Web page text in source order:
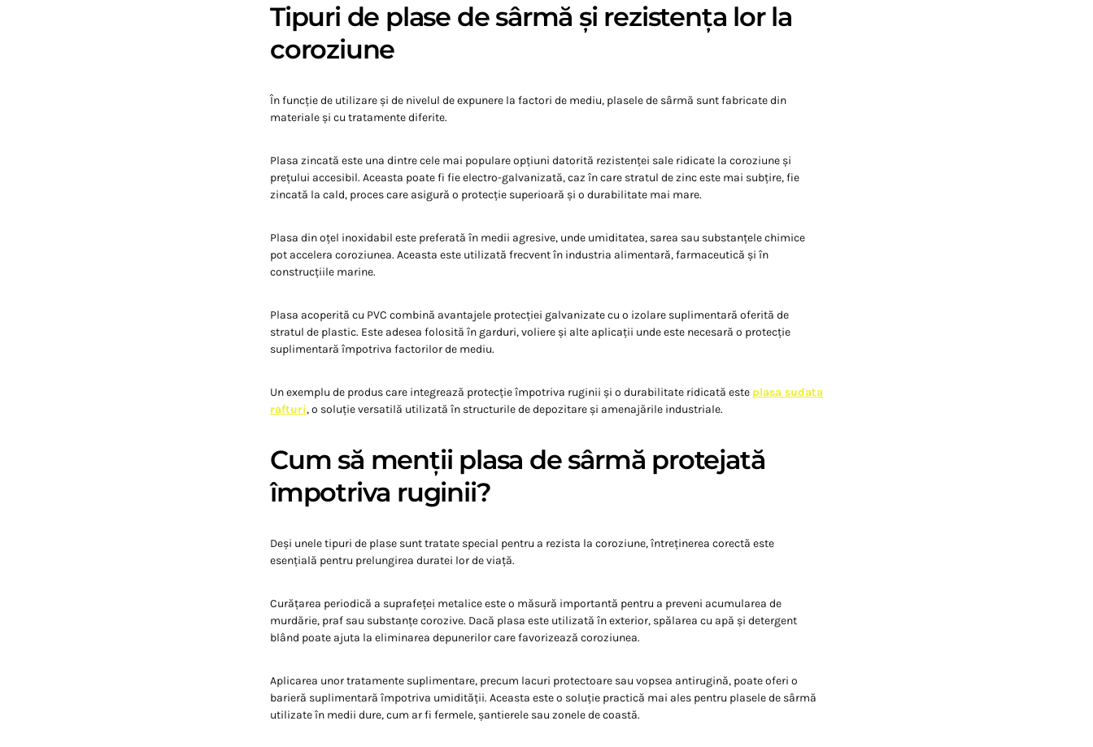
Tipuri de plase de sârmă și rezistența lor la
coroziune
În funcție de utilizare și de nivelul de expunere la factori de mediu, plasele de sârmă sunt fabricate din
materiale și cu tratamente diferite.
Plasa zincată este una dintre cele mai populare opțiuni datorită rezistenței sale ridicate la coroziune și
prețului accesibil. Aceasta poate fi fie electro-galvanizată, caz în care stratul de zinc este mai subțire, fie
zincată la cald, proces care asigură o protecție superioară și o durabilitate mai mare.
Plasa din oțel inoxidabil este preferată în medii agresive, unde umiditatea, sarea sau substanțele chimice
pot accelera coroziunea. Aceasta este utilizată frecvent în industria alimentară, farmaceutică și în
construcțiile marine.
Plasa acoperită cu PVC combină avantajele protecției galvanizate cu o izolare suplimentară oferită de
stratul de plastic. Este adesea folosită în garduri, voliere și alte aplicații unde este necesară o protecție
suplimentară împotriva factorilor de mediu.
Un exemplu de produs care integrează protecție împotriva ruginii și o durabilitate ridicată este plasa sudata
rafturi, o soluție versatilă utilizată în structurile de depozitare și amenajările industriale.
Cum să menții plasa de sârmă protejată
împotriva ruginii?
Deși unele tipuri de plase sunt tratate special pentru a rezista la coroziune, întreținerea corectă este
esențială pentru prelungirea duratei lor de viață.
Curățarea periodică a suprafeței metalice este o măsură importantă pentru a preveni acumularea de
murdărie, praf sau substanțe corozive. Dacă plasa este utilizată în exterior, spălarea cu apă și detergent
blând poate ajuta la eliminarea depunerilor care favorizează coroziunea.
Aplicarea unor tratamente suplimentare, precum lacuri protectoare sau vopsea antirugină, poate oferi o
barieră suplimentară împotriva umidității. Aceasta este o soluție practică mai ales pentru plasele de sârmă
utilizate în medii dure, cum ar fi fermele, șantierele sau zonele de coastă.